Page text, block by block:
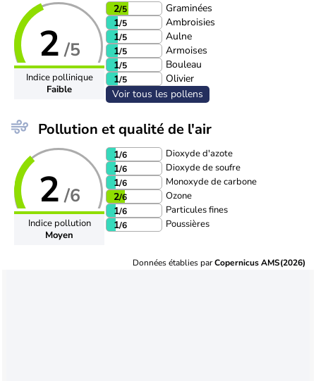
2 /5
Indice pollinique
Faible
2/5
Graminées
1/5
Ambroisies
1/5
Aulne
1/5
Armoises
1/5
Bouleau
1/5
Olivier
Voir tous les pollens
Pollution et qualité de l'air
2 /6
Indice pollution
Moyen
1/6 Dioxyde d'azote
1/6 Dioxyde de soufre
1/6 Monoxyde de carbone
2/6 Ozone
1/6 Particules fines
1/6 Poussières
Données établies parCopernicus AMS(2026)